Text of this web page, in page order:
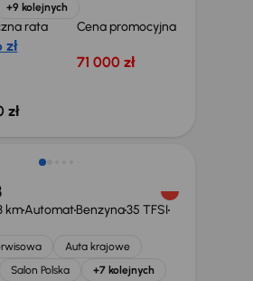
+9 kolejnych
rata
zł
Cena promocyjna
71 000 zł
zł
000 zł
kmAutomatBenzyna35 TFSI
Auta krajowe
Salon Polska +7 kolejnych